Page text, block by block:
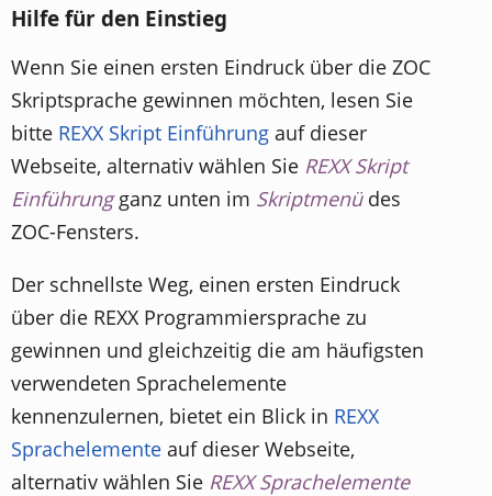
Hilfe für den Einstieg
Wenn Sie einen ersten Eindruck über die ZOC
Skriptsprache gewinnen möchten, lesen Sie
bitte REXX Skript Einführung auf dieser
Webseite, alternativ wählen Sie REXX Skript
Einführungganz unten im Skriptmenüdes
ZOC-Fensters.
Der schnellste Weg, einen ersten Eindruck
über die REXX Programmiersprache zu
gewinnen und gleichzeitig die am häufigsten
verwendeten Sprachelemente
kennenzulernen, bietet ein Blick in REXX
Sprachelemente auf dieser Webseite,
alternativ wählen Sie REXX Sprachelemente